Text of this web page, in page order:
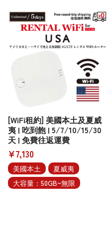
[WiFi租約] 美國本土及夏威
夷 | 吃到飽 | 5/7/10/15/30
天 | 免費往返運費
¥7,130
美國本土
夏威夷
大容量：50GB~無限